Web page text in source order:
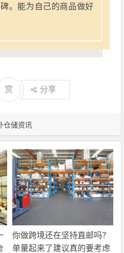
仓储资讯
。能为自己的商品做好
赏 分享
你做跨境还在坚持直邮吗？
单量起来了建议真的要考虑